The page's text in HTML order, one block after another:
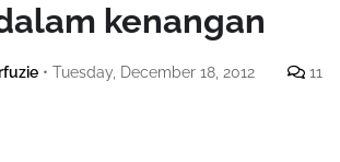
kenangan
• Tuesday, December 18, 2012 11